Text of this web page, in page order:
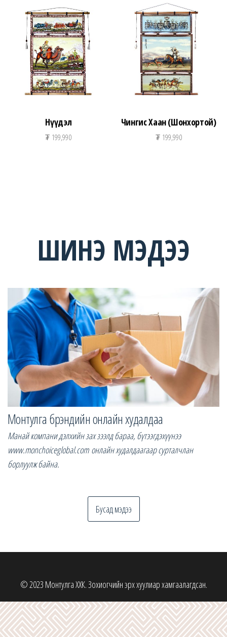
Нүүдэл
₮ 199,990
Чингис Хаан (Шонхортой)
₮199,990
ШИНЭ МЭДЭЭ
Монтулга брэндийн онлайн худалдаа
Манай компани дэлхийн зах зээлд бараа, бүтээгдэхүүнээ
www.monchoiceglobal.com онлайн худалдаагаар сурталчлан
борлуулж байна.
Бусад мэдээ
© 2023 Монтулга ХХК. Зохиогчийн эрх хуулиар хамгаалагдсан.